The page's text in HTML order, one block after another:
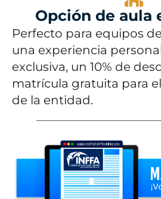
Opción de aula
Perfecto para equipos
una experiencia
exclusiva, un 10% de
matrícula gratuita para
de la entidad.